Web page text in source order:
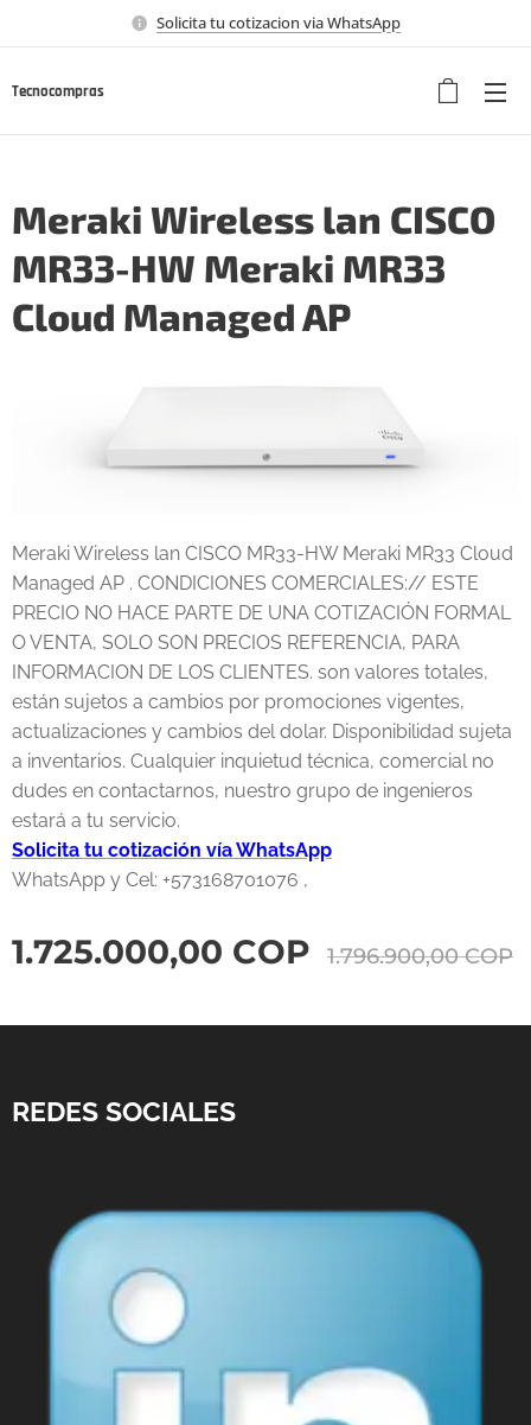
Solicita tu cotizacion via WhatsApp
Tecnocompras
Meraki Wireless lan CISCO
MR33-HW Meraki MR33
Cloud Managed AP
Meraki Wireless lan CISCO MR33-HW Meraki MR33 Cloud
Managed AP . CONDICIONES COMERCIALES:// ESTE
PRECIO NO HACE PARTE DE UNA COTIZACIÓN FORMAL
O VENTA, SOLO SON PRECIOS REFERENCIA, PARA
INFORMACION DE LOS CLIENTES. son valores totales,
están sujetos a cambios por promociones vigentes,
actualizaciones y cambios del dolar. Disponibilidad sujeta
a inventarios. Cualquier inquietud técnica, comercial no
dudes en contactarnos, nuestro grupo de ingenieros
estará a tu servicio.
Solicita tu cotización vía WhatsApp
WhatsApp y Cel: +573168701076 ,
1.725.000,00 COP 1.796.900,00COP
REDES SOCIALES